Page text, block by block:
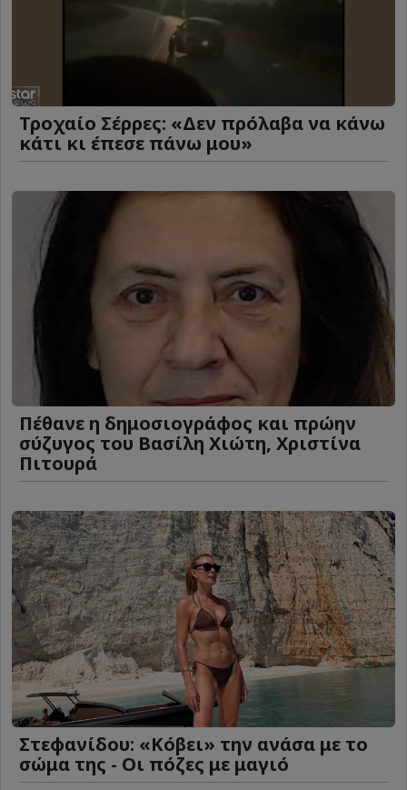
Τροχαίο Σέρρες: «Δεν πρόλαβα να κάνω
κάτι κι έπεσε πάνω μου»
Πέθανε η δημοσιογράφος και πρώην
σύζυγος του Βασίλη Χιώτη, Χριστίνα
Πιτουρά
Στεφανίδου: «Κόβει» την ανάσα με το
σώμα της - Οι πόζες με μαγιό